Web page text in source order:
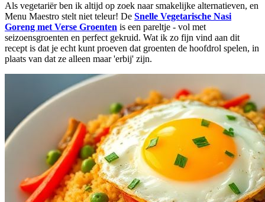
Als vegetariër ben ik altijd op zoek naar smakelijke alternatieven, en
Menu Maestro stelt niet teleur! De Snelle Vegetarische Nasi
Goreng met Verse Groenten is een pareltje - vol met
seizoensgroenten en perfect gekruid. Wat ik zo fijn vind aan dit
recept is dat je echt kunt proeven dat groenten de hoofdrol spelen, in
plaats van dat ze alleen maar 'erbij' zijn.